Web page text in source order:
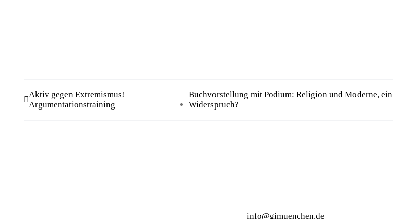
Aktiv gegen Extremismus!
Argumentationstraining
Buchvorstellung mit Podium: Religion und Moderne, ein
Widerspruch?
info@gimuenchen.de